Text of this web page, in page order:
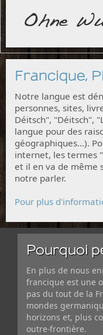
Francique,
Notre langue est
personnes, sites,
Déitsch", "Déitsch",
langue pour des
géographiques...).
internet, les termes
et il en va de même
notre parler.
Pour plus
Pourquoi
En plus de nous
francique est une
pas du tout de la
mondes
horizons et, plus
outre-frontière.